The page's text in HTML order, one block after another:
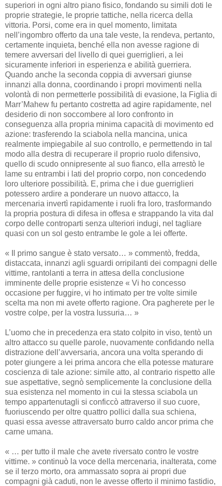
superiori in ogni altro piano fisico, fondando su simili doti le
proprie strategie, le proprie tattiche, nella ricerca della
vittoria. Porsi, come era in quel momento, limitata
nell’ingombro offerto da una tale veste, la rendeva, pertanto,
certamente inquieta, benché ella non avesse ragione di
temere avversari del livello di quei guerriglieri, a lei
sicuramente inferiori in esperienza e abilità guerriera.
Quando anche la seconda coppia di avversari giunse
innanzi alla donna, coordinando i propri movimenti nella
volontà di non permetterle possibilità di evasione, la Figlia di
Marr’Mahew fu pertanto costretta ad agire rapidamente, nel
desiderio di non soccombere al loro confronto in
conseguenza alla propria minima capacità di movimento ed
azione: trasferendo la sciabola nella mancina, unica
realmente impiegabile al suo controllo, e permettendo in tal
modo alla destra di recuperare il proprio ruolo difensivo,
quello di scudo onnipresente al suo fianco, ella arrestò le
lame su entrambi i lati del proprio corpo, non concedendo
loro ulteriore possibilità. E, prima che i due guerriglieri
potessero ardire a ponderare un nuovo attacco, la
mercenaria invertì rapidamente i ruoli fra loro, trasformando
la propria postura di difesa in offesa e strappando la vita dal
corpo delle controparti senza ulteriori indugi, nel tagliare
quasi con un sol gesto entrambe le gole a lei offerte.
« Il primo sangue è stato versato… » commentò, fredda,
distaccata, innanzi agli sguardi orripilanti dei compagni delle
vittime, rantolanti a terra in attesa della conclusione
imminente delle proprie esistenze « Vi ho concesso
occasione per fuggire, vi ho intimato per tre volte simile
scelta ma non mi avete offerto ragione. Ora pagherete per le
vostre colpe, per la vostra lussuria… »
L’uomo che in precedenza era stato colpito in viso, tentò un
altro attacco su quelle parole, nuovamente confidando nella
distrazione dell’avversaria, ancora una volta sperando di
poter giungere a lei prima ancora che ella potesse maturare
coscienza di tale azione: simile atto, al contrario rispetto alle
sue aspettative, segnò semplicemente la conclusione della
sua esistenza nel momento in cui la stessa sciabola un
tempo appartenutagli si conficcò attraverso il suo cuore,
fuoriuscendo per oltre quattro pollici dalla sua schiena,
quasi essa avesse attraversato burro caldo ancor prima che
carne umana.
« … per tutto il male che avete riversato contro le vostre
vittime. » continuò la voce della mercenaria, inalterata, come
se il terzo morto, ora ammassato sopra ai propri due
compagni già caduti, non le avesse offerto il minimo fastidio,